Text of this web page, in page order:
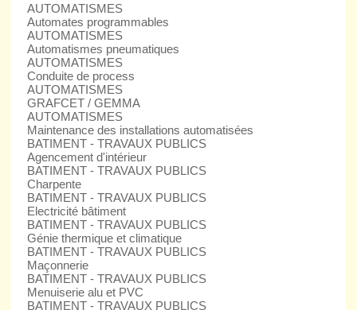
AUTOMATISMES
Automates programmables
AUTOMATISMES
Automatismes pneumatiques
AUTOMATISMES
Conduite de process
AUTOMATISMES
GRAFCET / GEMMA
AUTOMATISMES
Maintenance des installations automatisées
BATIMENT - TRAVAUX PUBLICS
Agencement d'intérieur
BATIMENT - TRAVAUX PUBLICS
Charpente
BATIMENT - TRAVAUX PUBLICS
Electricité bâtiment
BATIMENT - TRAVAUX PUBLICS
Génie thermique et climatique
BATIMENT - TRAVAUX PUBLICS
Maçonnerie
BATIMENT - TRAVAUX PUBLICS
Menuiserie alu et PVC
BATIMENT - TRAVAUX PUBLICS